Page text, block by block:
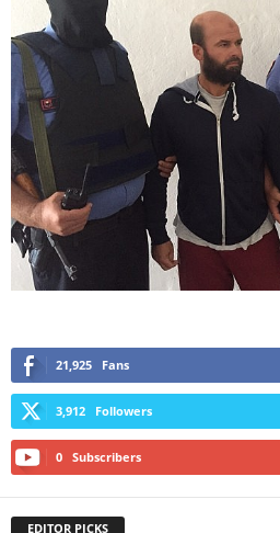
21,925 Fans
3,912 Followers
0 Subscribers
EDITOR PICKS